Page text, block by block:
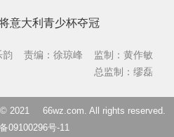
意大利青少杯夺冠
韵 责编：徐琼峰
监制：黄作敏
总监制：缪磊
2021 66wz.com. All rights reserved.
09100296号-11